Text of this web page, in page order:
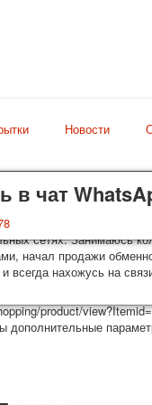
открытки тщательно
репринт под заказ,
почтой России с треком
По желанию
игральных карт,
сетях. Занимаюсь
начал продажи
и всегда нахожусь на
в чат
Новости
product/
дополнительные